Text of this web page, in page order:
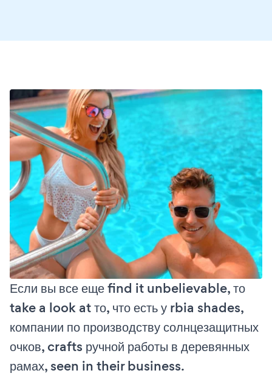
Если вы все еще find it unbelievable, то
take a look at то, что есть у rbia shades,
компании по производству солнцезащитных
очков, crafts ручной работы в деревянных
рамах, seen in their business.